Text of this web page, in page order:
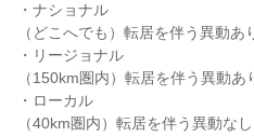
・ナショナル
（どこへでも）転居を伴う異動あ
・リージョナル
（150km圏内）転居を伴う異動あ
・ローカル
（40km圏内）転居を伴う異動なし